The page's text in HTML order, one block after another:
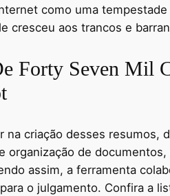
como uma
cresceu aos trancos e
Forty Seven Mil
na criação desses
organização de
assim, a ferramenta
o julgamento. Confira a